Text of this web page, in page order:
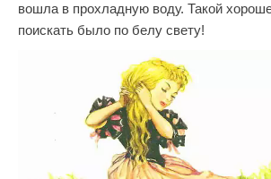
вошла в прохладную воду. Такой
поискать было по белу свету!